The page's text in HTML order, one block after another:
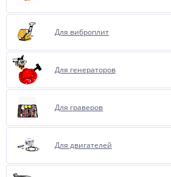
Для виброплит
Для генераторов
Для граверов
Для двигателей